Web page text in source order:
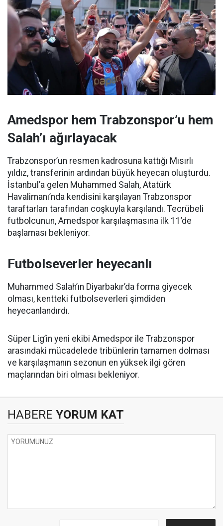
Amedspor hem Trabzonspor’u hem
Salah’ı ağırlayacak
Trabzonspor’un resmen kadrosuna kattığı Mısırlı
yıldız, transferinin ardından büyük heyecan oluşturdu.
İstanbul’a gelen Muhammed Salah, Atatürk
Havalimanı’nda kendisini karşılayan Trabzonspor
taraftarları tarafından coşkuyla karşılandı. Tecrübeli
futbolcunun, Amedspor karşılaşmasına ilk 11’de
başlaması bekleniyor.
Futbolseverler heyecanlı
Muhammed Salah’ın Diyarbakır’da forma giyecek
olması, kentteki futbolseverleri şimdiden
heyecanlandırdı.
Süper Lig’in yeni ekibi Amedspor ile Trabzonspor
arasındaki mücadelede tribünlerin tamamen dolması
ve karşılaşmanın sezonun en yüksek ilgi gören
maçlarından biri olması bekleniyor.
HABERE YORUM KAT